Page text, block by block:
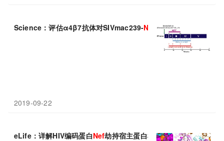
Science：评估α4β7抗体对SIVmac239-Nef -stop感染的控制
2019-09-22
eLife：详解HIV编码蛋白Nef劫持宿主蛋白机制